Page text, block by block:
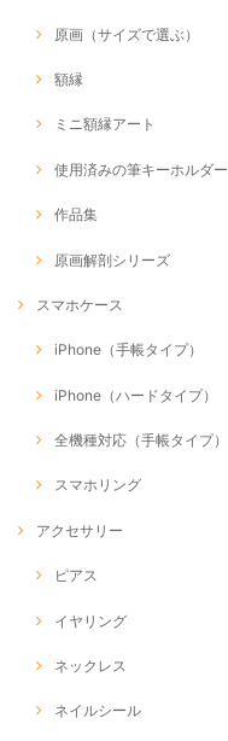
原画（サイズで選ぶ）
額縁
ミニ額縁アート
使用済みの筆キーホルダー
作品集
原画解剖シリーズ
スマホケース
iPhone（手帳タイプ）
iPhone（ハードタイプ）
全機種対応（手帳タイプ）
スマホリング
アクセサリー
ピアス
イヤリング
ネックレス
ネイルシール